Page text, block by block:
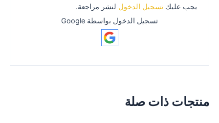
يجب عليكتسجيل الدخول لنشر مراجعة.
تسجيل الدخول بواسطة Google
منتجات ذات صلة